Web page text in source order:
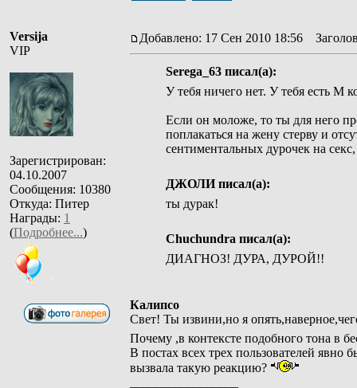
Versija
VIP
Зарегистрирован:
04.10.2007
Сообщения: 10380
Откуда: Питер
Награды: 1
(Подробнее...)
Добавлено: 17 Сен 2010 18:56
Serega_63 писал(а):
У тебя ничего нет. У тебя есть М
Если он моложе, то ты для него
поплакаться на жену стерву и
сентиментальных дурочек на
ДЖОЛИ писал(а):
ты дурак!
Chuchundra писал(а):
ДИАГНОЗ! ДУРА, ДУРОЙ!!
Калипсо
Свет! Ты извини,но я
Почему ,в контексте подобного тона в
В постах всех трех пользователей явно
вызвала такую реакцию?